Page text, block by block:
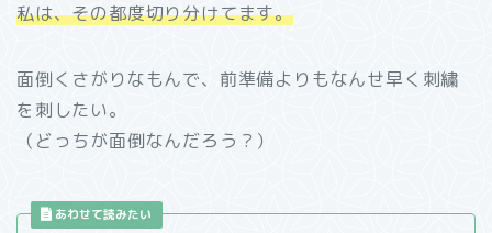
私は、その都度切り分けてます。
面倒くさがりなもんで、前準備よりもなんせ早く刺繍
を刺したい。
（どっちが面倒なんだろう？）